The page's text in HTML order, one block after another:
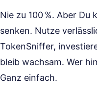
Nie zu 100 %. Aber Du
senken. Nutze
TokenSniffer,
bleib wachsam. Wer
Ganz einfach.